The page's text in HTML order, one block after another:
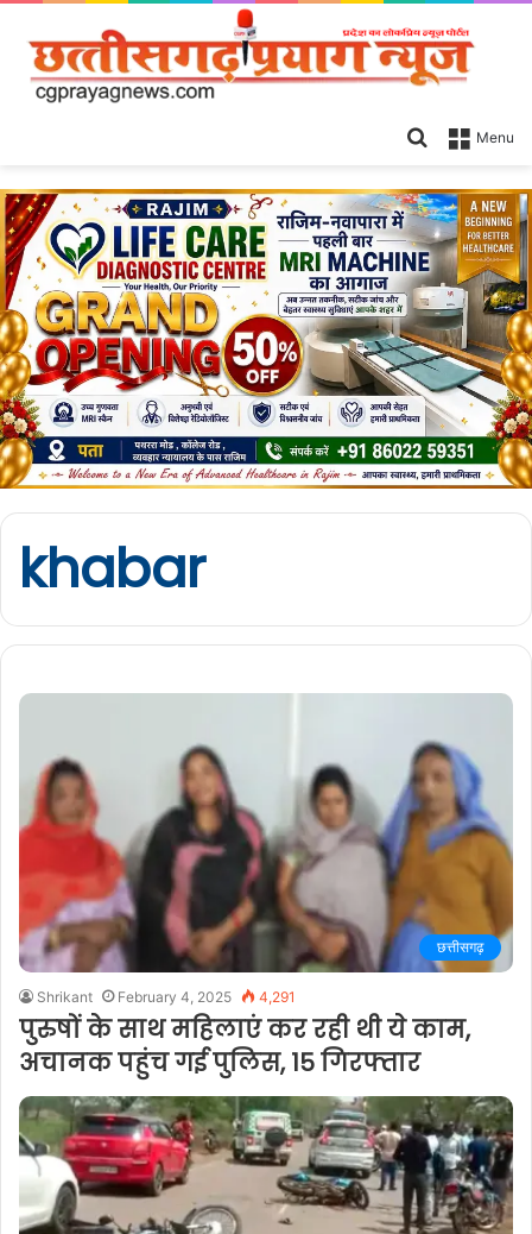
Menu
Search
khabar
छत्तीसगढ़
Shrikant February 4, 2025 4,291
पुरुषों के साथ महिलाएं कर रही थी ये काम,
अचानक पहुंच गई पुलिस, 15 गिरफ्तार